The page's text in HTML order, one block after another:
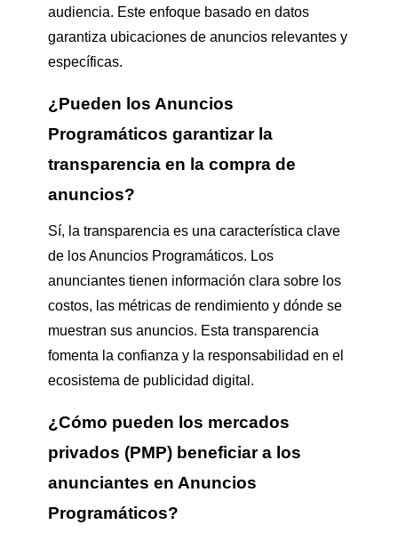
audiencia. Este enfoque basado en datos
garantiza ubicaciones de anuncios relevantes y
específicas.
¿Pueden los Anuncios
Programáticos garantizar la
transparencia en la compra de
anuncios?
Sí, la transparencia es una característica clave
de los Anuncios Programáticos. Los
anunciantes tienen información clara sobre los
costos, las métricas de rendimiento y dónde se
muestran sus anuncios. Esta transparencia
fomenta la confianza y la responsabilidad en el
ecosistema de publicidad digital.
¿Cómo pueden los mercados
privados (PMP) beneficiar a los
anunciantes en Anuncios
Programáticos?